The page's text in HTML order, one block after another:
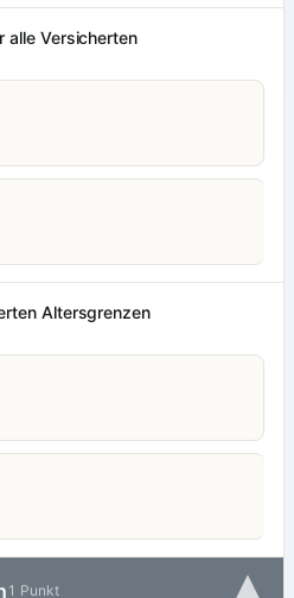
alle Versicherten
Altersgrenzen
1 Punkt